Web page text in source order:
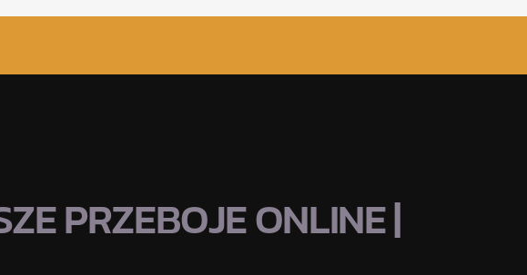
PRZEBOJE ONLINE |